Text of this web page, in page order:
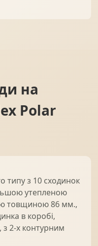
на
Polar
типу з 10 сходинок
утепленою
товщиною 86 мм.,
в коробі,
2-х контурним